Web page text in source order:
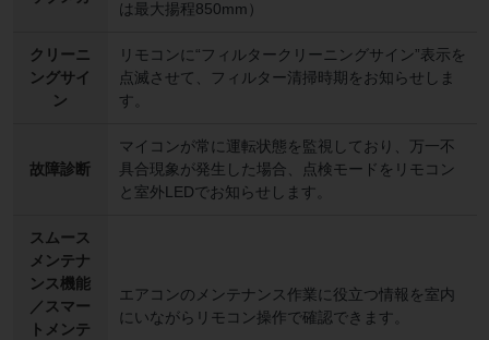
は最大揚程850mm）
クリーニ
ングサイ
ン
リモコンに“フィルタークリーニングサイン”表示を
点滅させて、フィルター清掃時期をお知らせしま
す。
故障診断
マイコンが常に運転状態を監視しており、万一不
具合現象が発生した場合、点検モードをリモコン
と室外LEDでお知らせします。
スムース
メンテナ
ンス機能
／スマー
トメンテ
エアコンのメンテナンス作業に役立つ情報を室内
にいながらリモコン操作で確認できます。